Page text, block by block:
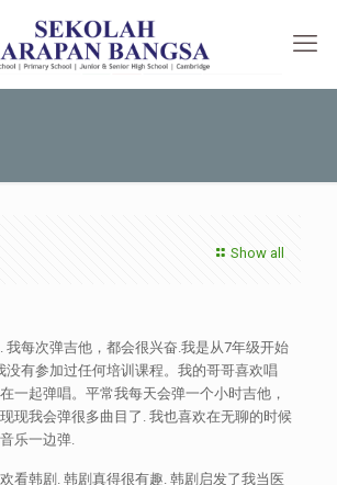
Show all
. 我每次弹吉他，都会很兴奋.我是从7年级开始
没有参加过任何培训课程。我的哥哥喜欢唱
一起弹唱。平常我每天会弹一个小时吉他，
现我会弹很多曲目了. 我也喜欢在无聊的时候
乐一边弹.
看韩剧. 韩剧真得很有趣. 韩剧启发了我当医